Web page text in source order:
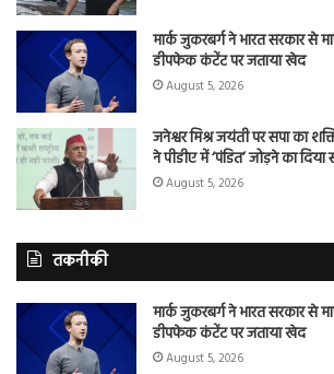
मार्क जुकरबर्ग ने भारत सरकार से
डीपफेक कंटेंट पर जताया खेद
August 5, 2026
जनेश्वर मिश्र जयंती पर सपा का
ने पीडीए में ‘पंडित’ जोड़ने का
August 5, 2026
तकनीकी
मार्क जुकरबर्ग ने भारत सरकार से
डीपफेक कंटेंट पर जताया खेद
August 5, 2026